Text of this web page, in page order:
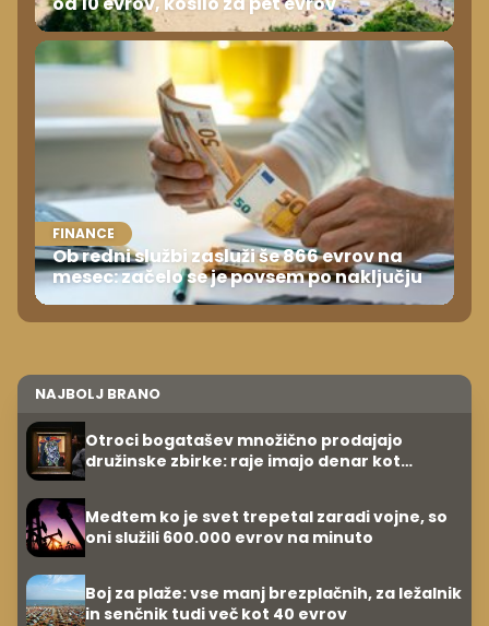
FINANCE
Ob redni službi zasluži še 866 evrov na
mesec: začelo se je povsem po naključju
NAJBOLJ BRANO
Otroci bogatašev množično prodajajo
družinske zbirke: raje imajo denar kot
Medtem ko je svet trepetal zaradi vojne, so
oni služili 600.000 evrov na minuto
Boj za plaže: vse manj brezplačnih, za ležalnik
in senčnik tudi več kot 40 evrov